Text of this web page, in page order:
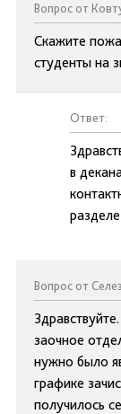
Вопрос от
Скажите
студенты на
Ответ:
в
Вопрос от
заочное
нужно было
графике
получилось